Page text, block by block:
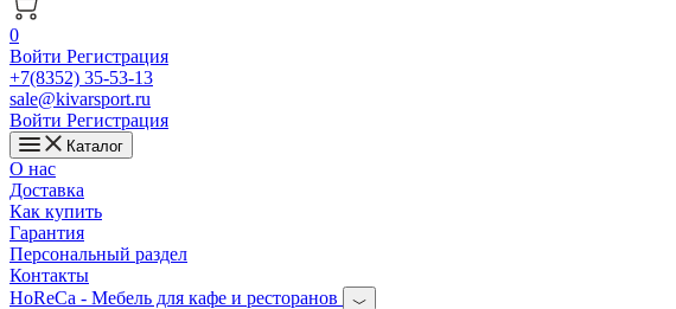
0
Войти Регистрация
+7(8352) 35-53-13
sale@kivarsport.ru
Войти Регистрация
Каталог
О нас
Доставка
Как купить
Гарантия
Персональный раздел
Контакты
HoReCa - Мебель для кафе и ресторанов